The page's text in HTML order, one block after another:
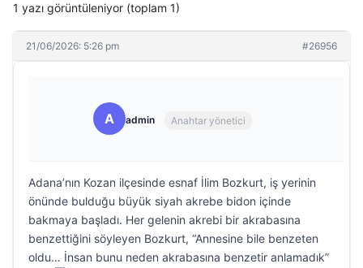
1 yazı görüntüleniyor (toplam 1)
21/06/2026: 5:26 pm #26956
A admin Anahtar yönetici
Adana’nın Kozan ilçesinde esnaf İlim Bozkurt, iş yerinin
önünde bulduğu büyük siyah akrebe bidon içinde
bakmaya başladı. Her gelenin akrebi bir akrabasına
benzettiğini söyleyen Bozkurt, “Annesine bile benzeten
oldu… İnsan bunu neden akrabasına benzetir anlamadık”